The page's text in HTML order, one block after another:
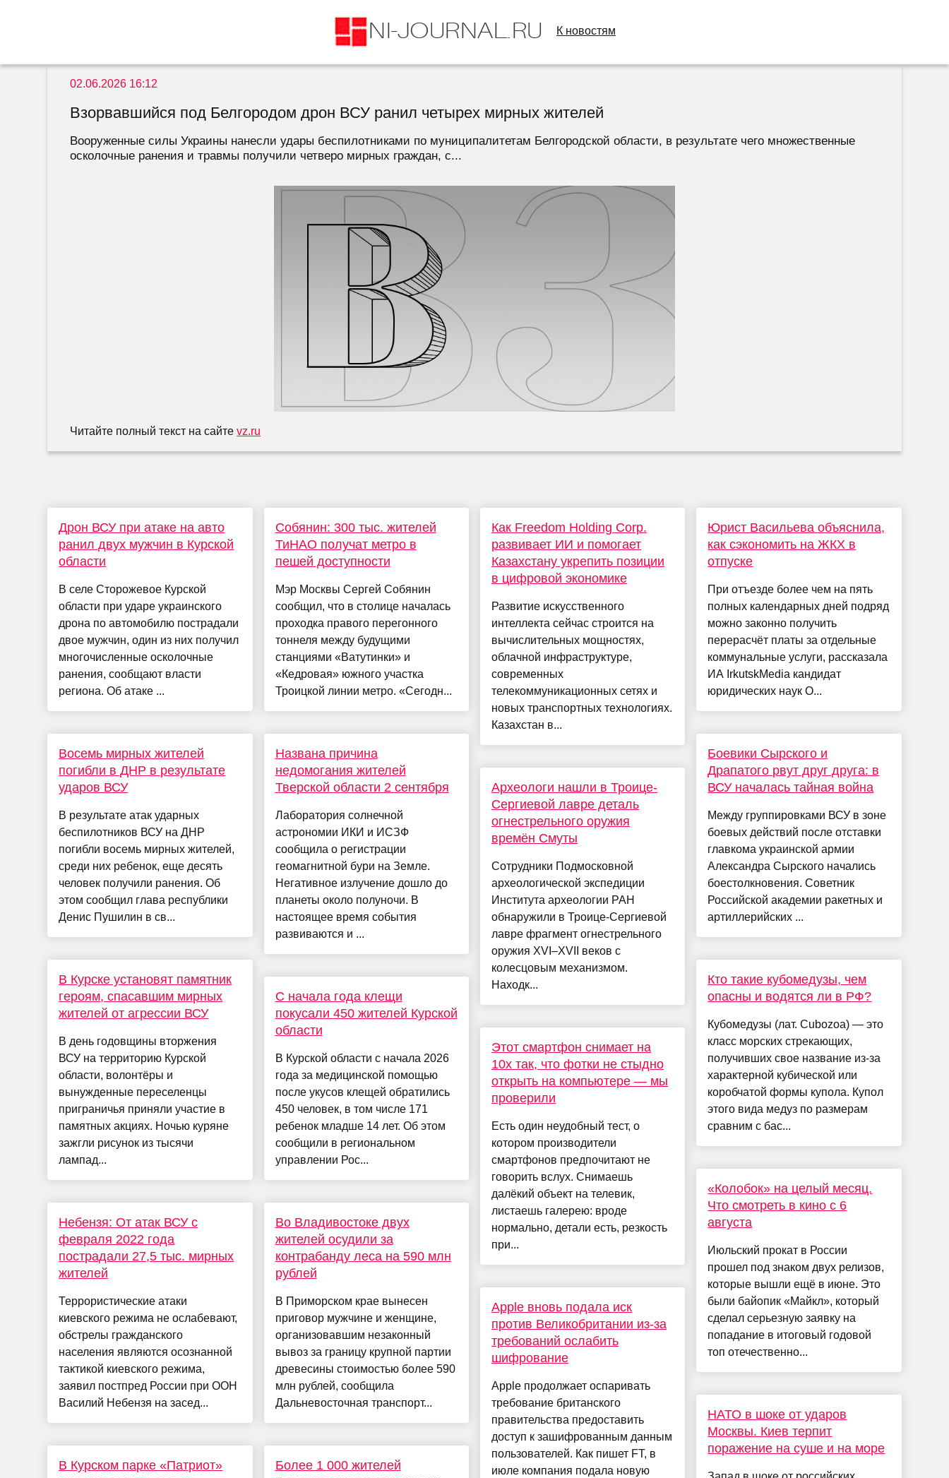
К новостям
02.06.2026 16:12
Взорвавшийся под Белгородом дрон ВСУ ранил четырех мирных жителей
Вооруженные силы Украины нанесли удары беспилотниками по муниципалитетам Белгородской области, в результате чего множественные
осколочные ранения и травмы получили четверо мирных граждан, с...
Читайте полный текст на сайтеvz.ru
Дрон ВСУ при атаке на авто
ранил двух мужчин в Курской
области
В селе Сторожевое Курской
области при ударе украинского
дрона по автомобилю пострадали
двое мужчин, один из них получил
многочисленные осколочные
ранения, сообщают власти
региона. Об атаке ...
Восемь мирных жителей
погибли в ДНР в результате
ударов ВСУ
В результате атак ударных
беспилотников ВСУ на ДНР
погибли восемь мирных жителей,
среди них ребенок, еще десять
человек получили ранения. Об
этом сообщил глава республики
Денис Пушилин в св...
В Курске установят памятник
героям, спасавшим мирных
жителей от агрессии ВСУ
В день годовщины вторжения
ВСУ на территорию Курской
области, волонтёры и
вынужденные переселенцы
приграничья приняли участие в
памятных акциях. Ночью куряне
зажгли рисунок из тысячи
лампад...
Небензя: От атак ВСУ с
февраля 2022 года
пострадали 27,5 тыс. мирных
жителей
Террористические атаки
киевского режима не ослабевают,
обстрелы гражданского
населения являются осознанной
тактикой киевского режима,
заявил постпред России при ООН
Василий Небензя на засед...
В Курском парке «Патриот»
Собянин: 300 тыс. жителей
ТиНАО получат метро в
пешей доступности
Мэр Москвы Сергей Собянин
сообщил, что в столице началась
проходка правого перегонного
тоннеля между будущими
станциями «Ватутинки» и
«Кедровая» южного участка
Троицкой линии метро. «Сегодн...
Названа причина
недомогания жителей
Тверской области 2 сентября
Лаборатория солнечной
астрономии ИКИ и ИСЗФ
сообщила о регистрации
геомагнитной бури на Земле.
Негативное излучение дошло до
планеты около полуночи. В
настоящее время события
развиваются и ...
С начала года клещи
покусали 450 жителей Курской
области
В Курской области с начала 2026
года за медицинской помощью
после укусов клещей обратились
450 человек, в том числе 171
ребенок младше 14 лет. Об этом
сообщили в региональном
управлении Рос...
Во Владивостоке двух
жителей осудили за
контрабанду леса на 590 млн
рублей
В Приморском крае вынесен
приговор мужчине и женщине,
организовавшим незаконный
вывоз за границу крупной партии
древесины стоимостью более 590
млн рублей, сообщила
Дальневосточная транспорт...
Более 1 000 жителей
Как Freedom Holding Corp.
развивает ИИ и помогает
Казахстану укрепить позиции
в цифровой экономике
Развитие искусственного
интеллекта сейчас строится на
вычислительных мощностях,
облачной инфраструктуре,
современных
телекоммуникационных сетях и
новых транспортных технологиях.
Казахстан в...
Археологи нашли в Троице-
Сергиевой лавре деталь
огнестрельного оружия
времён Смуты
Сотрудники Подмосковной
археологической экспедиции
Института археологии РАН
обнаружили в Троице-Сергиевой
лавре фрагмент огнестрельного
оружия XVI–XVII веков с
колесцовым механизмом.
Находк...
Этот смартфон снимает на
10x так, что фотки не стыдно
открыть на компьютере — мы
проверили
Есть один неудобный тест, о
котором производители
смартфонов предпочитают не
говорить вслух. Снимаешь
далёкий объект на телевик,
листаешь галерею: вроде
нормально, детали есть, резкость
при...
​​Apple вновь подала иск
против Великобритании из-за
требований ослабить
шифрование
Apple продолжает оспаривать
требование британского
правительства предоставить
доступ к зашифрованным данным
пользователей. Как пишет FT, в
июле компания подала новую
Юрист Васильева объяснила,
как сэкономить на ЖКХ в
отпуске
При отъезде более чем на пять
полных календарных дней подряд
можно законно получить
перерасчёт платы за отдельные
коммунальные услуги, рассказала
ИА IrkutskMedia кандидат
юридических наук О...
Боевики Сырского и
Драпатого рвут друг друга: в
ВСУ началась тайная война
Между группировками ВСУ в зоне
боевых действий после отставки
главкома украинской армии
Александра Сырского начались
боестолкновения. Советник
Российской академии ракетных и
артиллерийских ...
Кто такие кубомедузы, чем
опасны и водятся ли в РФ?
Кубомедузы (лат. Cubozoa) — это
класс морских стрекающих,
получивших свое название из-за
характерной кубической или
коробчатой формы купола. Купол
этого вида медуз по размерам
сравним с бас...
«Колобок» на целый месяц.
Что смотреть в кино с 6
августа
Июльский прокат в России
прошел под знаком двух релизов,
которые вышли ещё в июне. Это
были байопик «Майкл», который
сделал серьезную заявку на
попадание в итоговый годовой
топ отечественно...
НАТО в шоке от ударов
Москвы. Киев терпит
поражение на суше и на море